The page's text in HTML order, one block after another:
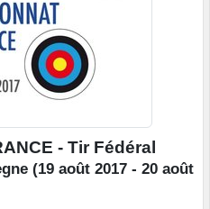
- Tir Fédéral
(19 août 2017 - 20 août